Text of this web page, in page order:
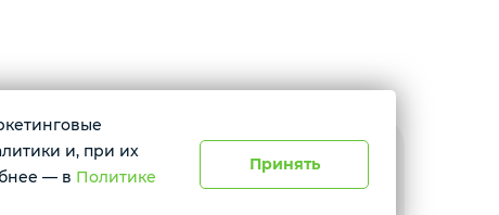
ул. Абытаевская 2, офис 337
и, при их
— в Политике
Принять